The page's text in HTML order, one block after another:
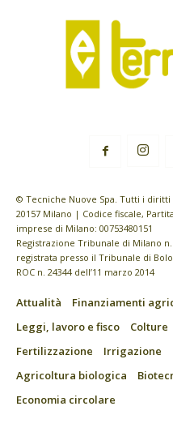
© Tecniche Nuove Spa. Tutti i diritti
20157 Milano | Codice fiscale,
imprese di Milano: 00753480151
Registrazione Tribunale di Milano
registrata presso il Tribunale di
ROC n. 24344 dell’11 marzo 2014
Attualità Finanziamenti
Leggi, lavoro e fisco
Colture
Fertilizzazione
Irrigazione
Agricoltura biologica
Economia circolare